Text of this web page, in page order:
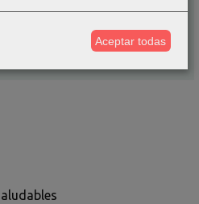
Aceptar todas